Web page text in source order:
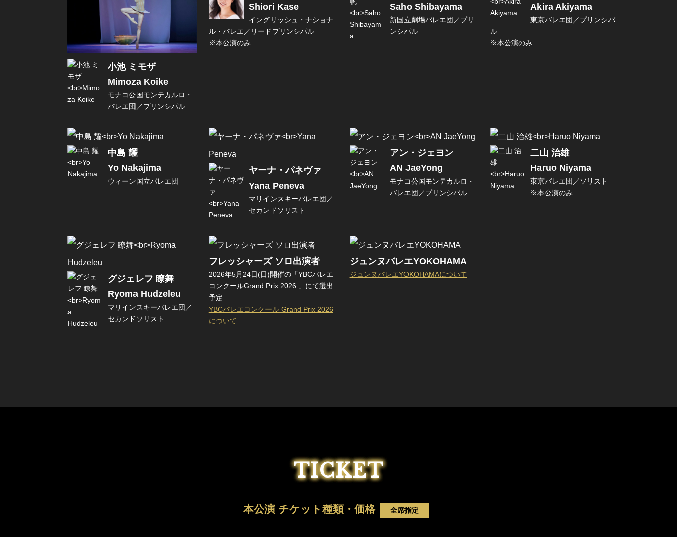
小池 ミモザ
Mimoza Koike
モナコ公国モンテカルロ・
バレエ団／プリンシパル
Shiori Kase
イングリッシュ・ナショナ
ル・バレエ／リードプリンシパル
※本公演のみ
Saho Shibayama
新国立劇場バレエ団／プリ
ンシパル
Akira Akiyama
東京バレエ団／プリンシパ
ル
※本公演のみ
中島 耀
Yo Nakajima
ウィーン国立バレエ団
ヤーナ・パネヴァ
Yana Peneva
マリインスキーバレエ団／
セカンドソリスト
アン・ジェヨン
AN JaeYong
モナコ公国モンテカルロ・
バレエ団／プリンシパル
二山 治雄
Haruo Niyama
東京バレエ団／ソリスト
※本公演のみ
グジェレフ 瞭舞
Ryoma Hudzeleu
マリインスキーバレエ団／
セカンドソリスト
フレッシャーズ ソロ出演者
2026年5月24日(日)開催の「YBCバレエ
コンクールGrand Prix 2026 」にて選出
予定
YBCバレエコンクール Grand Prix 2026
について
ジュンヌバレエYOKOHAMA
ジュンヌバレエYOKOHAMAについて
TICKET
本公演 チケット種類・価格 全席指定